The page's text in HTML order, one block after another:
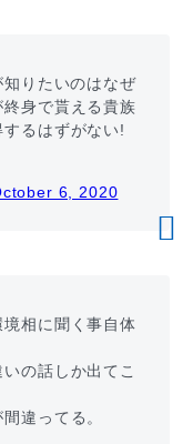
りたいのはなぜ
身で貰える貴族
るはずがない!
6, 2020
相に聞く事自体
の話しか出てこ
違ってる。